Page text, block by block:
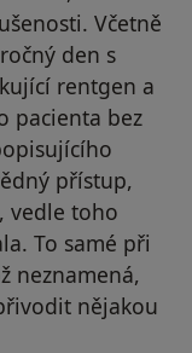
Včetně
den s
rentgen a
pacienta bez
přístup,
vedle toho
To samé při
neznamená,
nějakou